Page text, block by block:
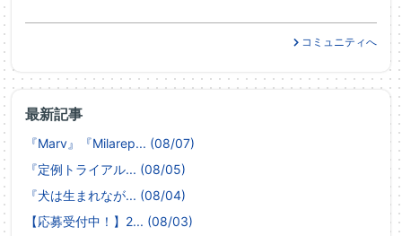
最新記事
『Marv』『Milarep... (08/07)
『定例トライアル... (08/05)
『犬は生まれなが... (08/04)
【応募受付中！】2... (08/03)
コミュニティへ